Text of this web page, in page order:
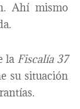
Ahí mismo
la Fiscalía 37
su situación